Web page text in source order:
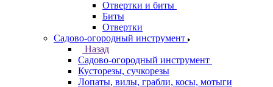
Отвертки и биты
Биты
Отвертки
Садово-огородный инструмент
Назад
Садово-огородный инструмент
Кусторезы, сучкорезы
Лопаты, вилы, грабли, косы, мотыги